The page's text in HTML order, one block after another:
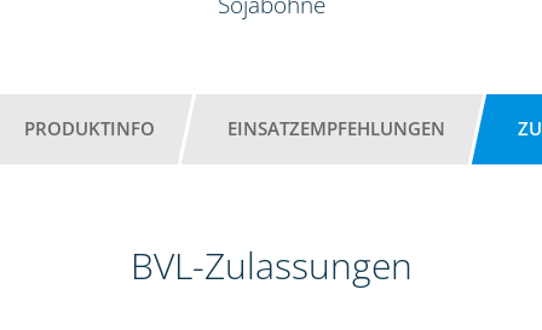
PRODUKTINFO EINSATZEMPFEHLUNGEN
BVL-Zulassungen